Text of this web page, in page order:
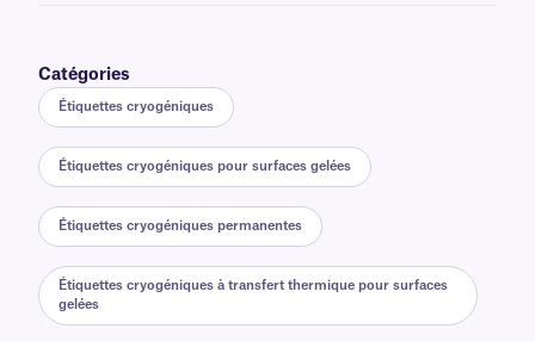
Catégories
Étiquettes cryogéniques
Étiquettes cryogéniques pour surfaces gelées
Étiquettes cryogéniques permanentes
Étiquettes cryogéniques à transfert thermique pour surfaces
gelées